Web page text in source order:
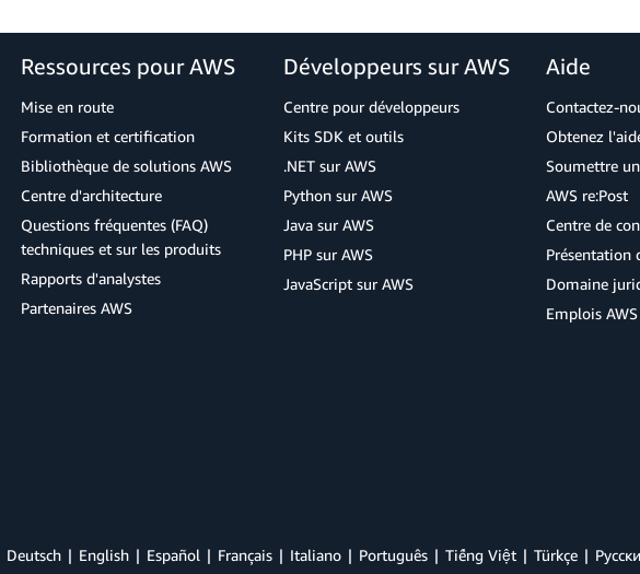
Ressources pour AWS
Mise en route
Formation et certification
Bibliothèque de solutions AWS
Centre d'architecture
Questions fréquentes (FAQ)
techniques et sur les produits
Rapports d'analystes
Partenaires AWS
Développeurs sur AWS
Centre pour développeurs
Kits SDK et outils
.NET sur AWS
Python sur AWS
Java sur AWS
PHP sur AWS
JavaScript sur AWS
Aide
Contactez-
Obtenez
Soumettre
AWS re:Post
Centre de
Présentation
Domaine
Emplois AWS
Deutsch English Español Français Italiano Português Tiếng Việt Türkçe